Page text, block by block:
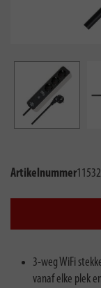
Artikelnummer
3-weg WiFi
vanaf elke plek